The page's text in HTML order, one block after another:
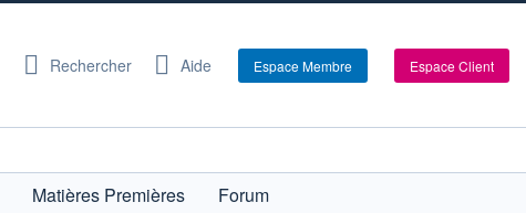
Rechercher Aide Espace Membre Espace Client
Matières Premières
Forum